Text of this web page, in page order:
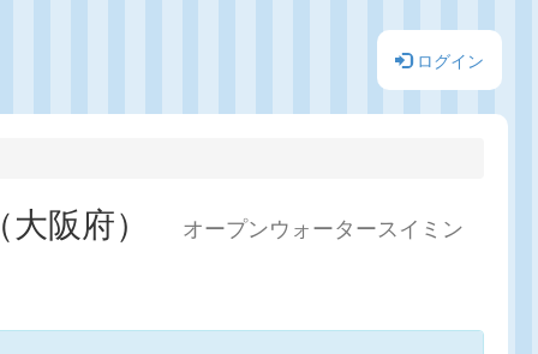
ログイン
大阪府） オープンウォータースイミン